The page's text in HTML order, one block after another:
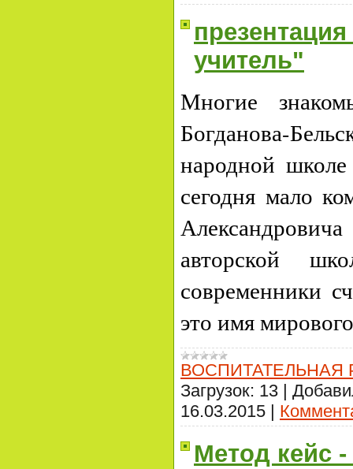
учитель"
Многие
Богданова-
народной
сегодня мало
авторской
современники
это имя
ВОСПИТАТЕЛЬНАЯ
Загрузок: 13 |
16.03.2015 |
Метод кейс -